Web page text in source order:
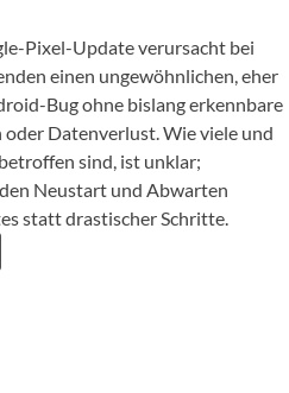
Pixel-Update verursacht bei
einen ungewöhnlichen, eher
Bug ohne bislang erkennbare
oder Datenverlust. Wie viele und
sind, ist unklar;
Neustart und Abwarten
statt drastischer Schritte.